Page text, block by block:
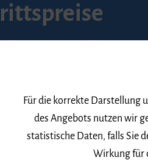
Eintrittspreise betragen
ermäßigt für Schülerinnen und
Studierende gegen Vorlage
Nachweises, 6 € für
Gesellschaft zur Förderung
für Musik Freiburg e. V.
des Mitgliedsausweises.
Für die korrekte Darstellung
des Angebots nutzen wir
statistische Daten, falls Sie
Wirkung für